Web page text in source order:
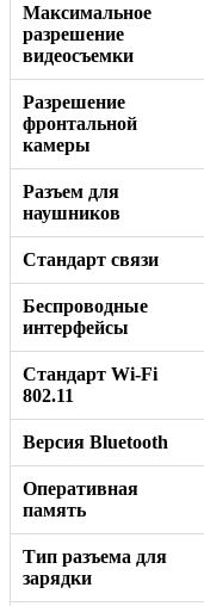
Максимальное
разрешение
видеосъемки
Разрешение
фронтальной
камеры
Разъем для
наушников
Стандарт связи
Беспроводные
интерфейсы
Стандарт Wi-Fi
802.11
Версия Bluetooth
Оперативная
память
Тип разъема для
зарядки